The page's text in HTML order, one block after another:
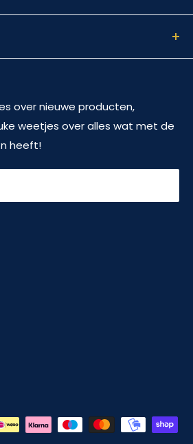
producten beschikbaar
tot avocadosnijders, van
over nieuwe producten,
weetjes over alles wat met de
heeft!